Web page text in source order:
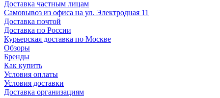
Доставка частным лицам
Самовывоз из офиса на ул. Электродная 11
Доставка почтой
Доставка по России
Курьерская доставка по Москве
Обзоры
Бренды
Как купить
Условия оплаты
Условия доставки
Доставка организациям